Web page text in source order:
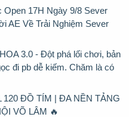
Open 17H Ngày 9/8 Sever
AE Về Trải Nghiệm Sever
3.0 - Đột phá lối chơi, bản
đi pb dễ kiếm. Chăm là có
120 ĐỒ TÍM | ĐA NỀN TẢNG
VÕ LÂM 🔥